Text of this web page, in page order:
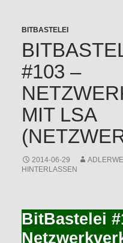
BITBASTELEI
#103 –
MIT LSA
2014-06-29
HINTERLASSEN
BitBastelei